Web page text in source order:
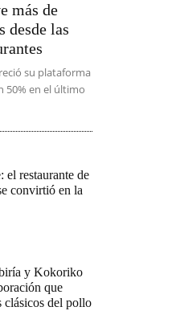
más de
desde las
su plataforma
50% en el último
el restaurante de
convirtió en la
y Kokoriko
que
clásicos del pollo